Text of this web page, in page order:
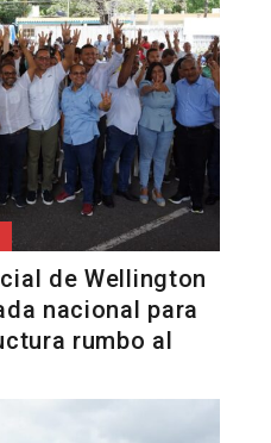
de Wellington
nacional para
rumbo al